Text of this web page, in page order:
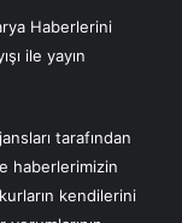
Haberlerini
ile yayın
tarafından
haberlerimizin
kendilerini